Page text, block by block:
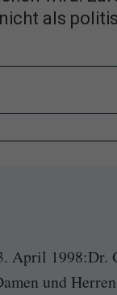
als
April 1998:Dr.
und